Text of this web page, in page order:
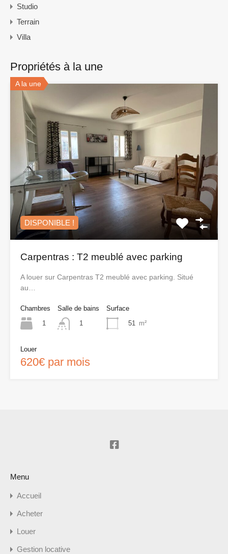
Studio
Terrain
Villa
Propriétés à la une
A la une
DISPONIBLE !
Carpentras : T2 meublé avec parking
A louer sur Carpentras T2 meublé avec parking. Situé
au…
Chambres
1
Salle de bains
1
Surface
51 m²
Louer
620€ par mois
Menu
Accueil
Acheter
Louer
Gestion locative